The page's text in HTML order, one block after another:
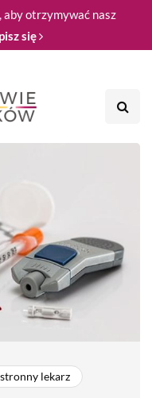
aby otrzymywać nasz
się
lekarz